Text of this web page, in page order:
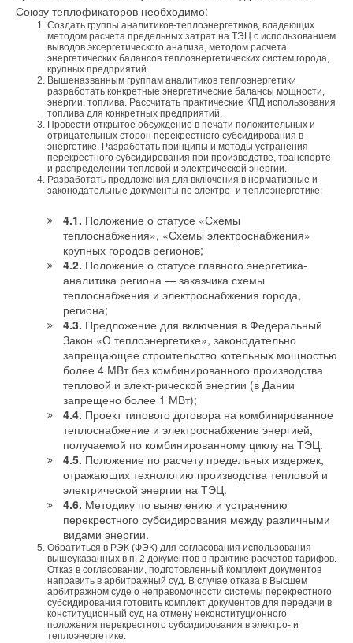
Союзу теплофикаторов необходимо:
Создать группы аналитиков-теплоэнергетиков, владеющих
методом расчета предельных затрат на ТЭЦ с использованием
выводов эксергетического анализа, методом расчета
энергетических балансов теплоэнергетических систем города,
крупных предприятий.
Вышеназванным группам аналитиков теплоэнергетики
разработать конкретные энергетические балансы мощности,
энергии, топлива. Рассчитать практические КПД использования
топлива для конкретных предприятий.
Провести открытое обсуждение в печати положительных и
отрицательных сторон перекрестного субсидирования в
энергетике. Разработать принципы и методы устранения
перекрестного субсидирования при производстве, транспорте
и распределении тепловой и электрической энергии.
Разработать предложения для включения в нормативные и
законодательные документы по электро- и теплоэнергетике:
4.1. Положение о статусе «Схемы
теплоснабжения», «Схемы электроснабжения»
крупных городов регионов;
4.2. Положение о статусе главного энергетика-
аналитика региона — заказчика схемы
теплоснабжения и электроснабжения города,
региона;
4.3. Предложение для включения в Федеральный
Закон «О теплоэнергетике», законодательно
запрещающее строительство котельных мощностью
более 4 МВт без комбинированного производства
тепловой и элект-рической энергии (в Дании
запрещено более 1 МВт);
4.4. Проект типового договора на комбинированное
теплоснабжение и электроснабжение энергией,
получаемой по комбинированному циклу на ТЭЦ.
4.5. Положение по расчету предельных издержек,
отражающих технологию производства тепловой и
электрической энергии на ТЭЦ.
4.6. Методику по выявлению и устранению
перекрестного субсидирования между различными
видами энергии.
Обратиться в РЭК (ФЭК) для согласования использования
вышеуказанных в п. 2 документов в практике расчетов тарифов.
Отказ в согласовании, подготовленный комплект документов
направить в арбитражный суд. В случае отказа в Высшем
арбитражном суде о неправомочности системы перекрестного
субсидирования готовить комплект документов для передачи в
конституционный суд на отмену неконституционного
положения перекрестного субсидирования в электро- и
теплоэнергетике.
Ваше имя *
Ваш E-mail *
Текст комментария